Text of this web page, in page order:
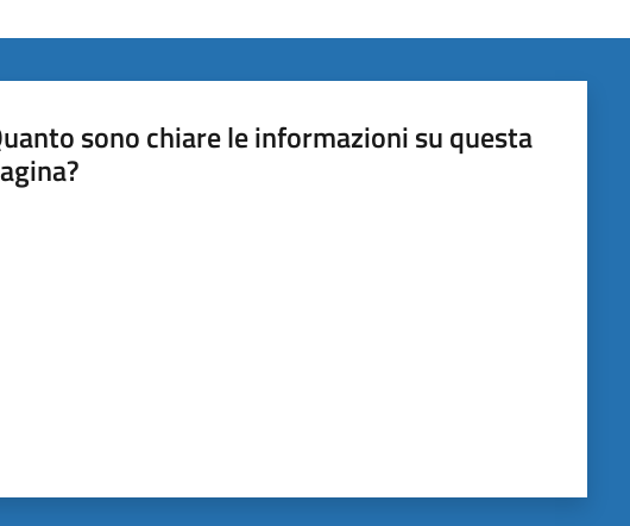
sono chiare le informazioni su questa